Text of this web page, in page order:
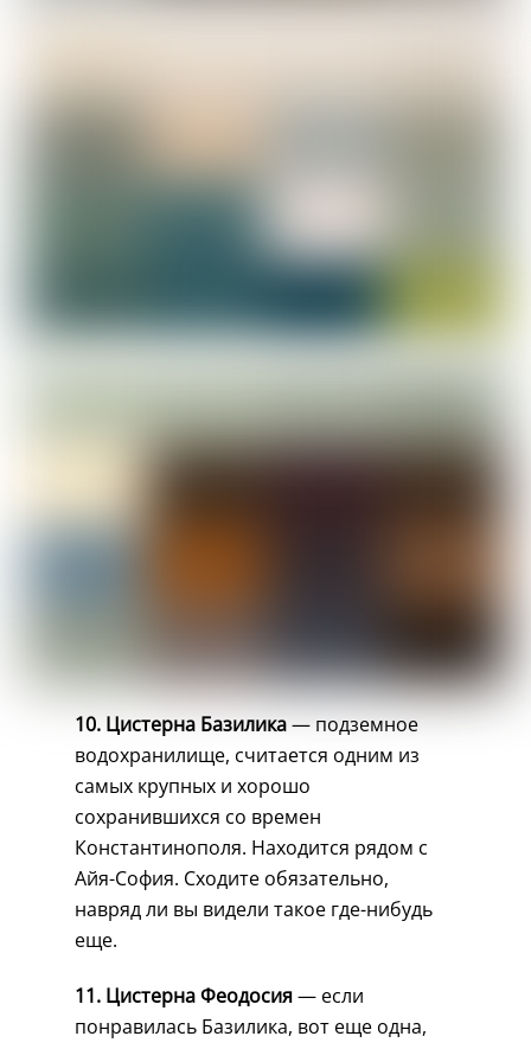
10. Цистерна Базилика— подземное
водохранилище, считается одним из
самых крупных и хорошо
сохранившихся со времен
Константинополя. Находится рядом с
Айя-София. Сходите обязательно,
навряд ли вы видели такое где-нибудь
еще.
11. Цистерна Феодосия— если
понравилась Базилика, вот еще одна,